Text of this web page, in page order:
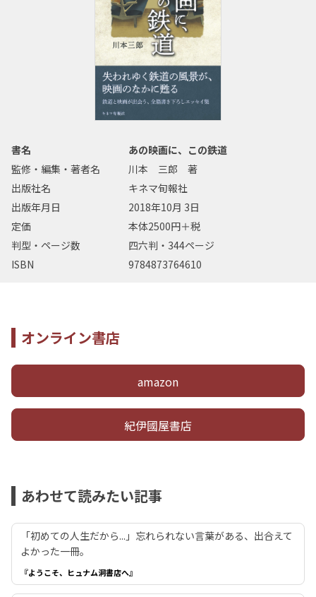
書名
あの映画に、この鉄道
監修・編集・著者名
川本 三郎 著
出版社名
キネマ旬報社
出版年月日
2018年10月 3日
定価
本体2500円＋税
判型・ページ数
四六判・344ページ
ISBN
9784873764610
オンライン書店
amazon
紀伊國屋書店
あわせて読みたい記事
「初めての人生だから...」忘れられない言葉がある、出合えて
よかった一冊。
『ようこそ、ヒュナム洞書店へ』